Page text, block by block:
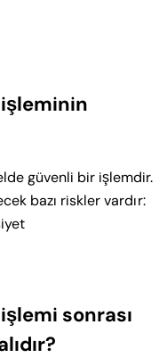
güvenli bir işlemdir.
bazı riskler vardır:
sonrası